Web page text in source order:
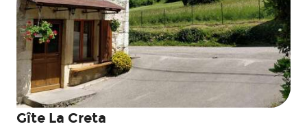
Gîte La Creta